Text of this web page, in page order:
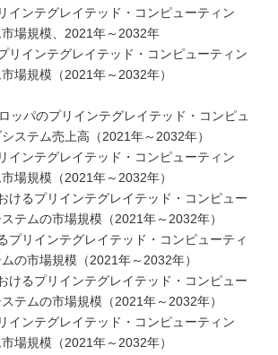
インテグレイテッド・コンピューティン
場規模、2021年～2032年
リインテグレイテッド・コンピューティン
場規模（2021年～2032年）
ッパのプリインテグレイテッド・コンピュ
ステム売上高（2021年～2032年）
インテグレイテッド・コンピューティン
場規模（2021年～2032年）
けるプリインテグレイテッド・コンピュー
テムの市場規模（2021年～2032年）
プリインテグレイテッド・コンピューティ
の市場規模（2021年～2032年）
けるプリインテグレイテッド・コンピュー
テムの市場規模（2021年～2032年）
インテグレイテッド・コンピューティン
場規模（2021年～2032年）